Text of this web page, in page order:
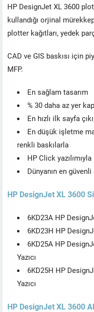
HP DesignJet XL 3600
kullandığı orjinal
plotter kağıtları, yedek
CAD ve GIS baskısı için
MFP.
En sağlam tasarım
% 30 daha az yer
En hızlı ilk sayfa
En düşük işletme
renkli baskılarla
HP Click
Dünyanın en güvenli
HP DesignJet XL 3600
6KD23A HP
6KD23H HP
6KD25A HP
Yazıcı
6KD25H HP
Yazıcı
HP DesignJet XL 3600